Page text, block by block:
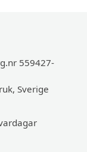
559427-
Sverige